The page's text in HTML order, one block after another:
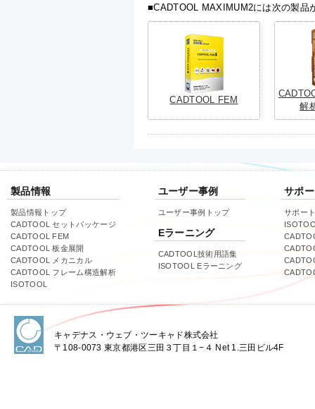
■CADTOOL MAXIMUM2には次の製品
CADTOOL FEM
解
製品情報
製品情報トップ
CADTOOL セットパッケージ
CADTOOL FEM
CADTOOL 板金展開
CADTOOL メカニカル
CADTOOL フレーム構造解析
ISOTOOL
ユーザー事例
ユーザー事例トップ
Eラーニング
CADTOOL技術用語集
ISOTOOL Eラーニング
サポ
サポー
キャデナス・ウェブ・ツーキャド株式会社
〒108-0073 東京都港区三田３丁目１−４ Net 1.三田ビル4F